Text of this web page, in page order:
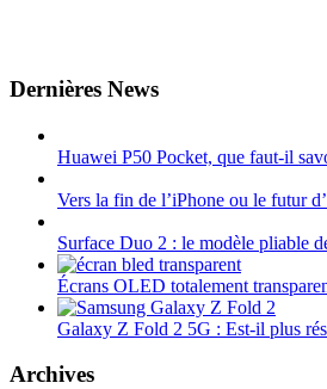
Dernières News
Huawei P50 Pocket, que faut-il
Vers la fin de l’iPhone ou le futur
Surface Duo 2 : le modèle pliable
Écrans OLED totalement
Galaxy Z Fold 2 5G : Est-il plus
Archives